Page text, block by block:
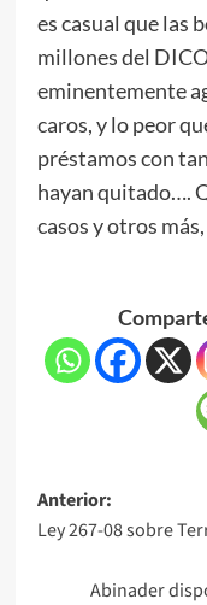
es casual que las
millones del
eminentemente
caros, y lo peor
préstamos con
hayan quitado….
casos y otros
Anterior:
Ley 267-08 sobre
Abinader